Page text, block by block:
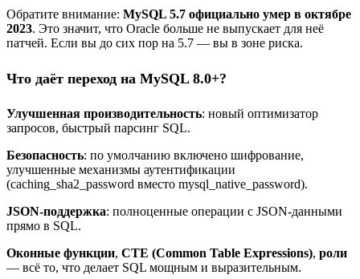
Обратите внимание: MySQL 5.7 официально умер в октябре
2023. Это значит, что Oracle больше не выпускает для неё
патчей. Если вы до сих пор на 5.7 — вы в зоне риска.
Что даёт переход на MySQL 8.0+?
Улучшенная производительность: новый оптимизатор
запросов, быстрый парсинг SQL.
Безопасность: по умолчанию включено шифрование,
улучшенные механизмы аутентификации
(caching_sha2_password вместо mysql_native_password).
JSON-поддержка: полноценные операции с JSON-данными
прямо в SQL.
Оконные функции, CTE (Common Table Expressions), роли
— всё то, что делает SQL мощным и выразительным.